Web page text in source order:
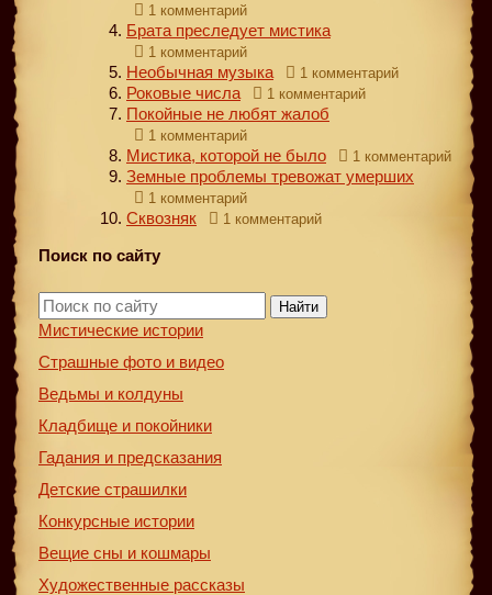
1 комментарий
Брата преследует мистика
1 комментарий
Необычная музыка 1 комментарий
Роковые числа 1 комментарий
Покойные не любят жалоб
1 комментарий
Мистика, которой не было 1 комментарий
Земные проблемы тревожат умерших
1 комментарий
Сквозняк 1 комментарий
Поиск по сайту
Найти
Мистические истории
Страшные фото и видео
Ведьмы и колдуны
Кладбище и покойники
Гадания и предсказания
Детские страшилки
Конкурсные истории
Вещие сны и кошмары
Художественные рассказы